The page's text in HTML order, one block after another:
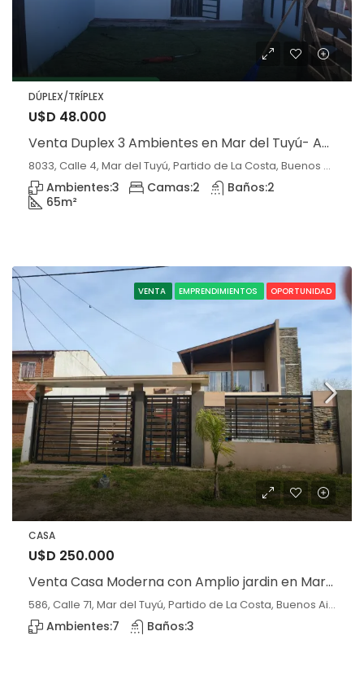
DÚPLEX/TRÍPLEX
U$D 48.000
Venta Duplex 3 Ambientes en Mar del Tuyú- Amoblado
8033, Calle 4, Mar del Tuyú, Partido de La Costa, Buenos Aires, 7108, Argentina, Mar del Tuyú, Buenos Aires
Ambientes:3 Camas:2 Baños:2
65m²
VENTA EMPRENDIMIENTOS OPORTUNIDAD
CASA
U$D 250.000
Venta Casa Moderna con Amplio jardin en Mar del Tuyú
586, Calle 71, Mar del Tuyú, Partido de La Costa, Buenos Aires, 7108, Argentina, Mar del Tuyú, Buenos Aires
Ambientes:7 Baños:3